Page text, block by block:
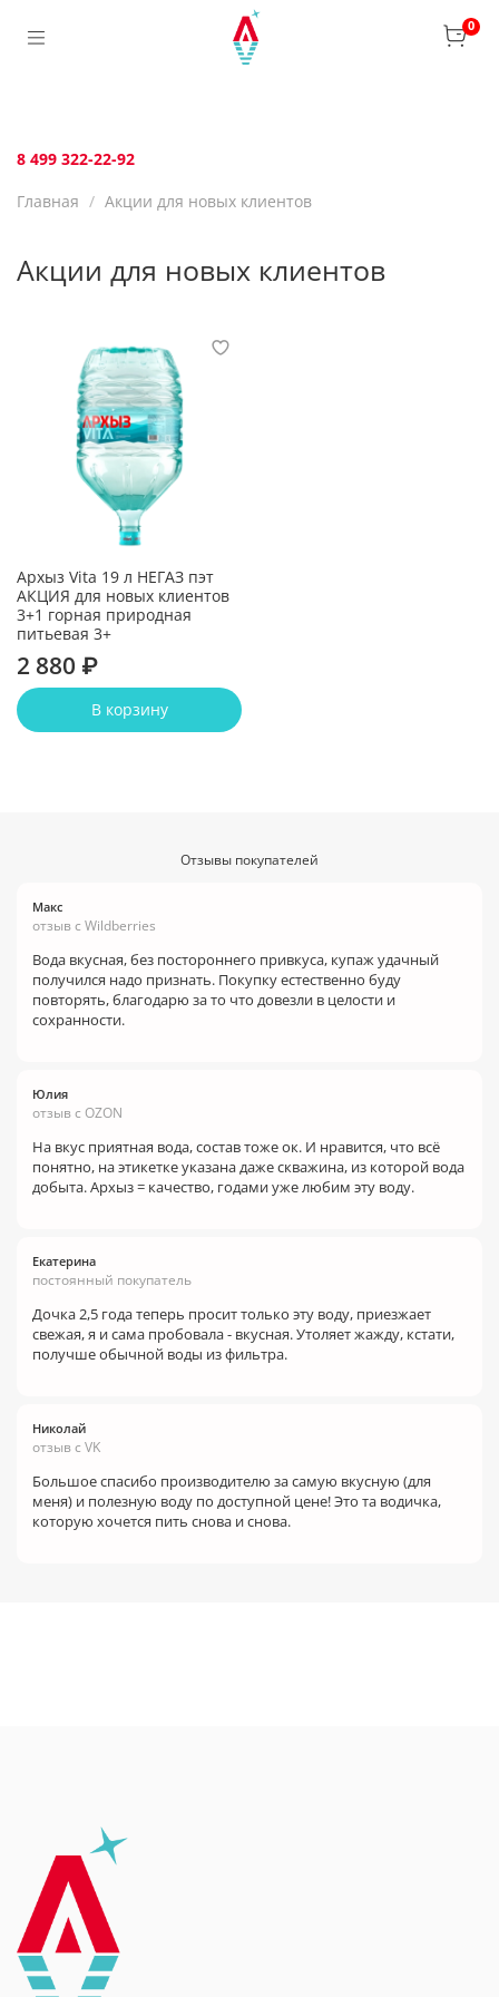
0
Главная Акции для новых клиентов
Акции для новых клиентов
Архыз Vita 19 л НЕГАЗ пэт
АКЦИЯ для новых клиентов
3+1 горная природная
питьевая 3+
2 880 ₽
В корзину
Отзывы покупателей
Макс
отзыв с Wildberries
Вода вкусная, без постороннего привкуса, купаж удачный
получился надо признать. Покупку естественно буду
повторять, благодарю за то что довезли в целости и
сохранности.
Юлия
отзыв с OZON
На вкус приятная вода, состав тоже ок. И нравится, что всё
понятно, на этикетке указана даже скважина, из которой вода
добыта. Архыз = качество, годами уже любим эту воду.
Екатерина
постоянный покупатель
Дочка 2,5 года теперь просит только эту воду, приезжает
свежая, я и сама пробовала - вкусная. Утоляет жажду, кстати,
получше обычной воды из фильтра.
Николай
отзыв с VK
Большое спасибо производителю за самую вкусную (для
меня) и полезную воду по доступной цене! Это та водичка,
которую хочется пить снова и снова.
8 499 322-22-92